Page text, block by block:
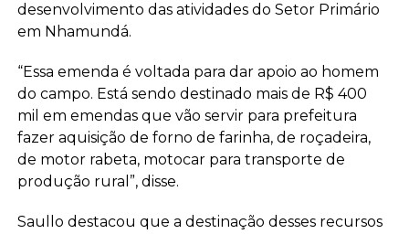
desenvolvimento das atividades do Setor Primário
em Nhamundá.
“Essa emenda é voltada para dar apoio ao homem
do campo. Está sendo destinado mais de R$ 400
mil em emendas que vão servir para prefeitura
fazer aquisição de forno de farinha, de roçadeira,
de motor rabeta, motocar para transporte de
produção rural”, disse.
Saullo destacou que a destinação desses recursos